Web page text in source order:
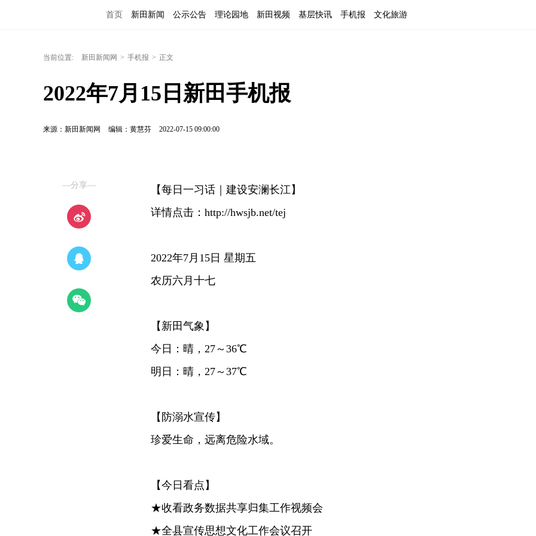
首页 新田新闻 公示公告 理论园地 新田视频 基层快讯 手机报 文化旅游
当前位置: 新田新闻网 > 手机报 > 正文
2022年7月15日新田手机报
来源：新田新闻网 编辑：黄慧芬 2022-07-15 09:00:00
—分享—
【每日一习话｜建设安澜长江】
详情点击：http://hwsjb.net/tej
2022年7月15日 星期五
农历六月十七
【新田气象】
今日：晴，27～36℃
明日：晴，27～37℃
【防溺水宣传】
珍爱生命，远离危险水域。
【今日看点】
★收看政务数据共享归集工作视频会
★全县宣传思想文化工作会议召开